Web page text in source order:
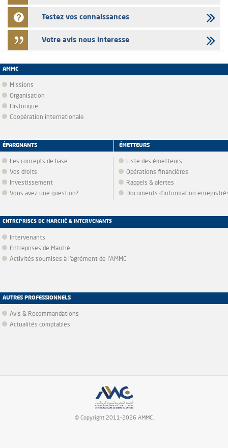
Testez vos connaissances
Votre avis nous interesse
AMMC
Missions
Organisation
Historique
Coopération internationale
ÉPARGNANTS
Les concepts de base
Vos droits
Investissement
Vous avez une question?
ÉMETTEURS
Liste des émetteurs
Opérations financières
Rappels & alertes
Documents d’information
ENTREPRISES DE MARCHÉ & INTERVENANTS
Intervenants
Entreprises de Marché
Activités soumises à l'agrément de l'AMMC
AUTRES PROFESSIONNELS
Avis & Recommandations
Actualités comptables
© Copyright 2011-2026 AMMC.